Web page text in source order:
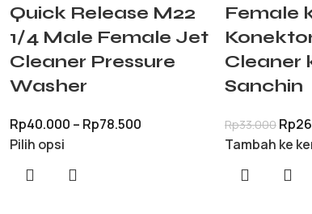
Quick Release M22
1/4 Male Female Jet
Cleaner Pressure
Washer
Rp40.000 – Rp78.500
Pilih opsi
Female
Cleaner
Sanchin
Rp33.000 Rp
Tambah ke